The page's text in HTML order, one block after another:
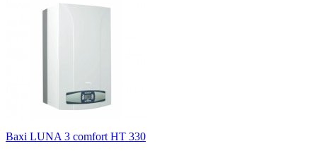
Baxi LUNA 3 comfort HT 330